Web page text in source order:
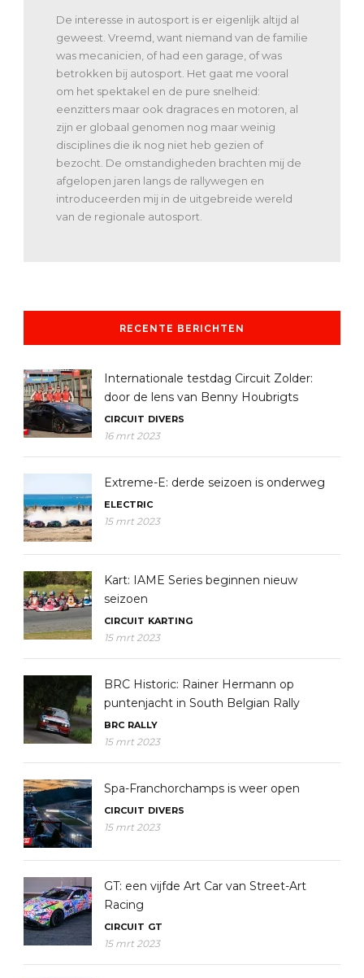
De interesse in autosport is er eigenlijk altijd al
geweest. Vreemd, want niemand van de familie
was mecanicien, of had een garage, of was
betrokken bij autosport. Het gaat me vooral
om het spektakel en de pure snelheid:
eenzitters maar ook dragraces en motoren, al
zijn er globaal genomen nog maar weinig
disciplines die ik nog niet heb gezien of
bezocht. De omstandigheden brachten mij de
afgelopen jaren langs de rallywegen en
introduceerden mij in de uitgebreide wereld
van de regionale autosport.
RECENTE BERICHTEN
Internationale testdag Circuit Zolder:
door de lens van Benny Houbrigts
CIRCUIT DIVERS
16 mrt 2023
Extreme-E: derde seizoen is onderweg
ELECTRIC
15 mrt 2023
Kart: IAME Series beginnen nieuw
seizoen
CIRCUIT KARTING
15 mrt 2023
BRC Historic: Rainer Hermann op
puntenjacht in South Belgian Rally
BRC RALLY
15 mrt 2023
Spa-Franchorchamps is weer open
CIRCUIT DIVERS
15 mrt 2023
GT: een vijfde Art Car van Street-Art
Racing
CIRCUIT GT
15 mrt 2023